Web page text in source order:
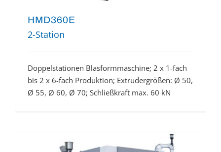
HMD360E
2-Station
Doppelstationen Blasformmaschine; 2 x 1-fach
bis 2 x 6-fach Produktion; Extrudergrößen: Ø 50,
Ø 55, Ø 60, Ø 70; Schließkraft max. 60 kN